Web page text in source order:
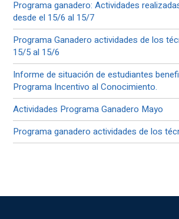
Programa ganadero: Actividades
desde el 15/6 al 15/7
Programa Ganadero actividades de los
15/5 al 15/6
Informe de situación de estudiantes
Programa Incentivo al Conocimiento.
Actividades Programa Ganadero Mayo
Programa ganadero actividades de los